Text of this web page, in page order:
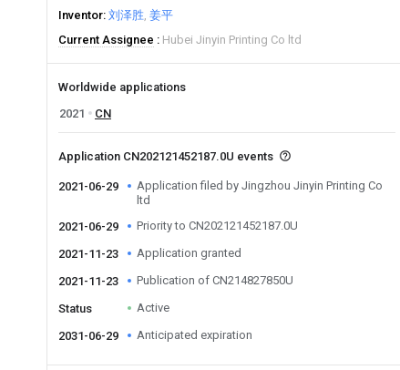
Inventor 刘泽胜 姜平
Current Assignee
Hubei Jinyin Printing Co ltd
Worldwide applications
2021
CN
Application CN202121452187.0U events
2021-06-29
Application filed by Jingzhou Jinyin Printing Co
ltd
2021-06-29
Priority to CN202121452187.0U
2021-11-23 Application granted
2021-11-23 Publication of CN214827850U
Status Active
2031-06-29 Anticipated expiration